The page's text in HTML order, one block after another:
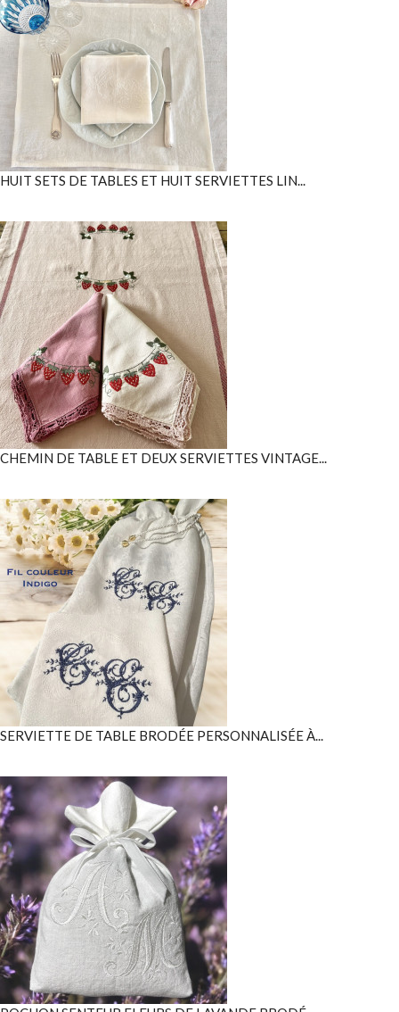
HUIT SETS DE TABLES ET HUIT SERVIETTES LIN...
CHEMIN DE TABLE ET DEUX SERVIETTES VINTAGE...
SERVIETTE DE TABLE BRODÉE PERSONNALISÉE À...